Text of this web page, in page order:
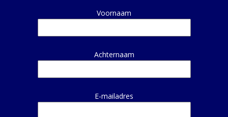
Voornaam
Achternaam
E-mailadres
Alternative: